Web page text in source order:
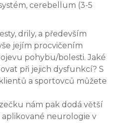
cerebellum (3-5
drily, a především
jejím procvičením
pohybu/bolesti. Jaké
při jejich dysfunkcí? S
a sportovců můžete
nám pak dodá větší
neurologie v